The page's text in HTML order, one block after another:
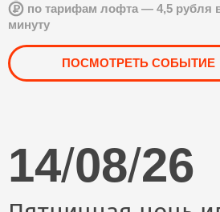
по тарифам лофта — 4,5 рубля
минуту
ПОСМОТРЕТЬ СОБЫТИЕ
14/08/26